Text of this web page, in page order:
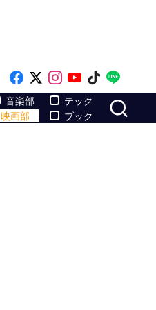
Like on Facebook
Follow on x
Follow on
Follow on
Follow
音楽部
映画部
テック
ブック